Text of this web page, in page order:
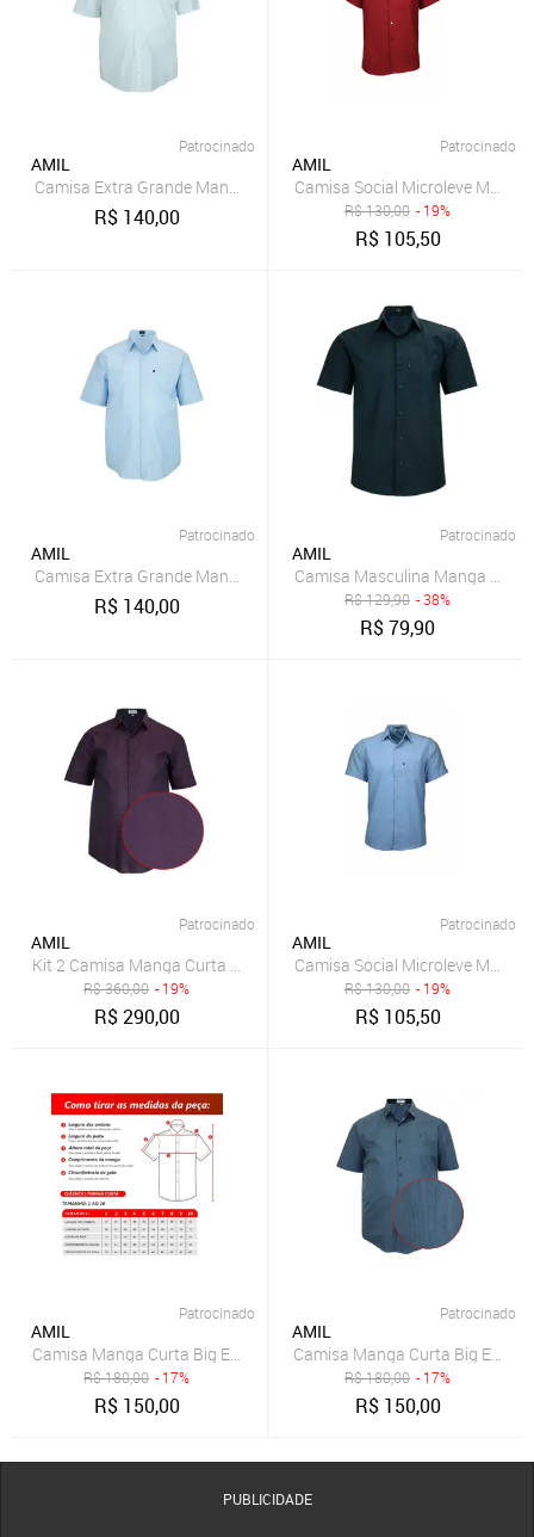
Patrocinado
AMIL
Camisa Extra Grande Manga Curta com Bolso Original Amil brc
R$ 140,00
Patrocinado
AMIL
Camisa Social Microleve
R$130,00 - 19%
R$ 105,50
Patrocinado
AMIL
Camisa Extra Grande Manga Curta com Bolso Original Amil az bb
R$ 140,00
Patrocinado
AMIL
Camisa Masculina Manga
R$129,90 - 38%
R$79,90
Patrocinado
AMIL
Kit 2 Camisa Manga Curta Big Extra XG Original Amil Bord/Cinza
R$360,00 - 19%
R$290,00
Patrocinado
AMIL
Camisa Social Microleve
R$130,00 - 19%
R$ 105,50
Patrocinado
AMIL
Camisa Manga Curta Big Extra XG Original Amil Cinza
R$180,00 - 17%
R$ 150,00
Patrocinado
AMIL
Camisa Manga Curta Big Extra
R$180,00 - 17%
R$ 150,00
PUBLICIDADE